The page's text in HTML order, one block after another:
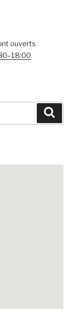
ouverts